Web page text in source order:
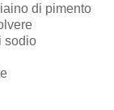
di pimento
sodio